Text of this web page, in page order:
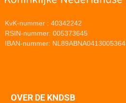
KvK-nummer : 40342242
RSIN-nummer: 005373645
IBAN-nummer: NL89ABNA0413005364
OVER DE KNDSB